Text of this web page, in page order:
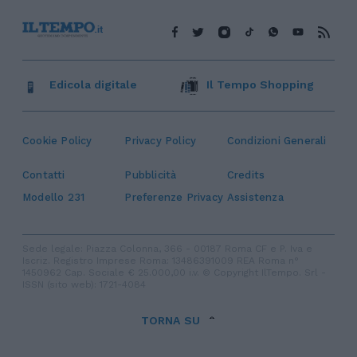
Cookie Policy Privacy Policy Condizioni Generali
Contatti Pubblicità
Credits
Modello 231
Preferenze Privacy Assistenza
Edicola digitale Il Tempo Shopping
TORNA SU